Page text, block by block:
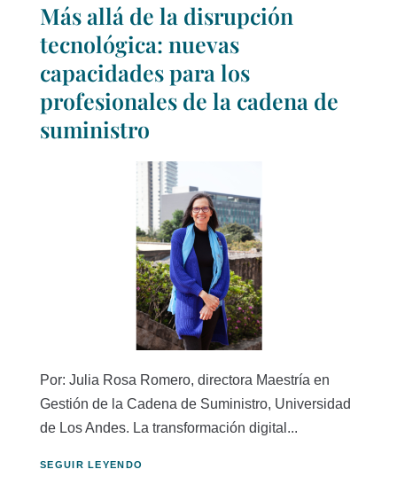
Más allá de la disrupción
tecnológica: nuevas
capacidades para los
profesionales de la cadena de
suministro
Por: Julia Rosa Romero, directora Maestría en
Gestión de la Cadena de Suministro, Universidad
de Los Andes. La transformación digital...
SEGUIR LEYENDO